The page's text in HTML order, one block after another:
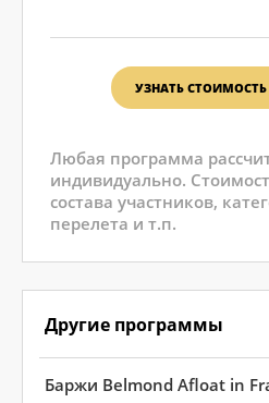
Другие программы
Баржи Belmond Afloat in
УЗНАТЬ
Любая программа
индивидуально.
состава участников,
перелета и т.п.